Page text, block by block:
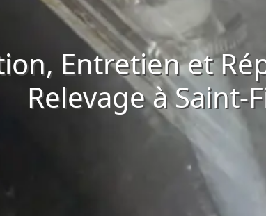
Entretien et
Relevage à Saint-